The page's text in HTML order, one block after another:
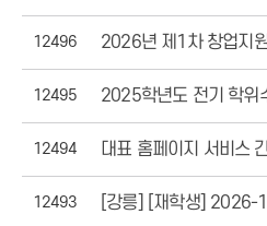
12496 2026년 제1차 창업지
12495 2025학년도 전기 학위
12494 대표 홈페이지 서비스
12493 [강릉] [재학생] 2026-